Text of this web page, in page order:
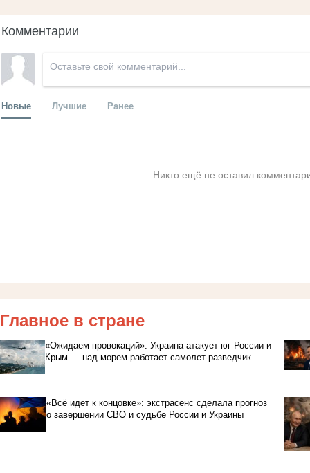
Комментарии
Новые Лучшие Ранее
Никто ещё не оставил
Главное в стране
«Ожидаем провокаций»: Украина атакует юг России и
Крым — над морем работает самолет-разведчик
«Всё идет к концовке»: экстрасенс сделала прогноз
о завершении СВО и судьбе России и Украины